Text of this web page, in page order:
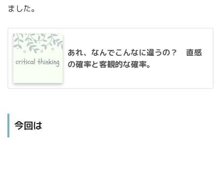
ました。
あれ、なんでこんなに違うの？ 直感
の確率と客観的な確率。
今回は